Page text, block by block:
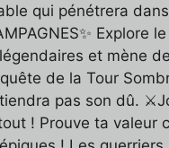
qui pénétrera
et mène
de la Tour
pas son dû.
! Prouve ta